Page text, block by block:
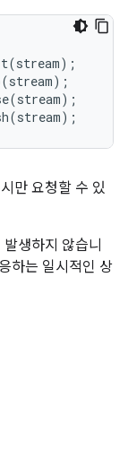
(stream);
(stream);
(stream);
(stream);
만 요청할 수 있
생하지 않습니
하는 일시적인 상